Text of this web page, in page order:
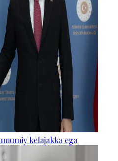
kelajakka ega